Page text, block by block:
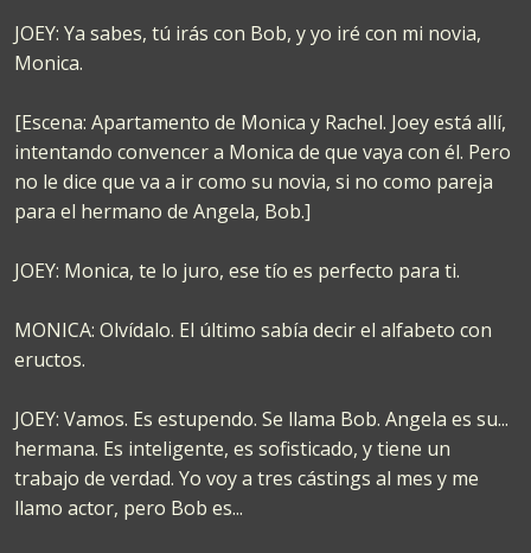
JOEY: Ya sabes, tú irás con Bob, y yo iré con mi novia,
Monica.
[Escena: Apartamento de Monica y Rachel. Joey está allí,
intentando convencer a Monica de que vaya con él. Pero
no le dice que va a ir como su novia, si no como pareja
para el hermano de Angela, Bob.]
JOEY: Monica, te lo juro, ese tío es perfecto para ti.
MONICA: Olvídalo. El último sabía decir el alfabeto con
eructos.
JOEY: Vamos. Es estupendo. Se llama Bob. Angela es su...
hermana. Es inteligente, es sofisticado, y tiene un
trabajo de verdad. Yo voy a tres cástings al mes y me
llamo actor, pero Bob es...